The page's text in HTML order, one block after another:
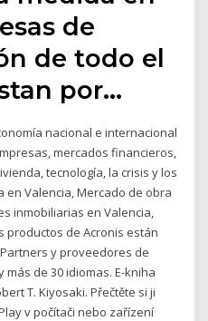
de
de todo el
por…
nacional e internacional
mercados financieros,
tecnología, la crisis y los
en Valencia, Mercado de obra
inmobiliarias en Valencia,
productos de Acronis están
y proveedores de
más de 30 idiomas. E-kniha
T. Kiyosaki. Přečtěte si ji
v počítači nebo zařízení